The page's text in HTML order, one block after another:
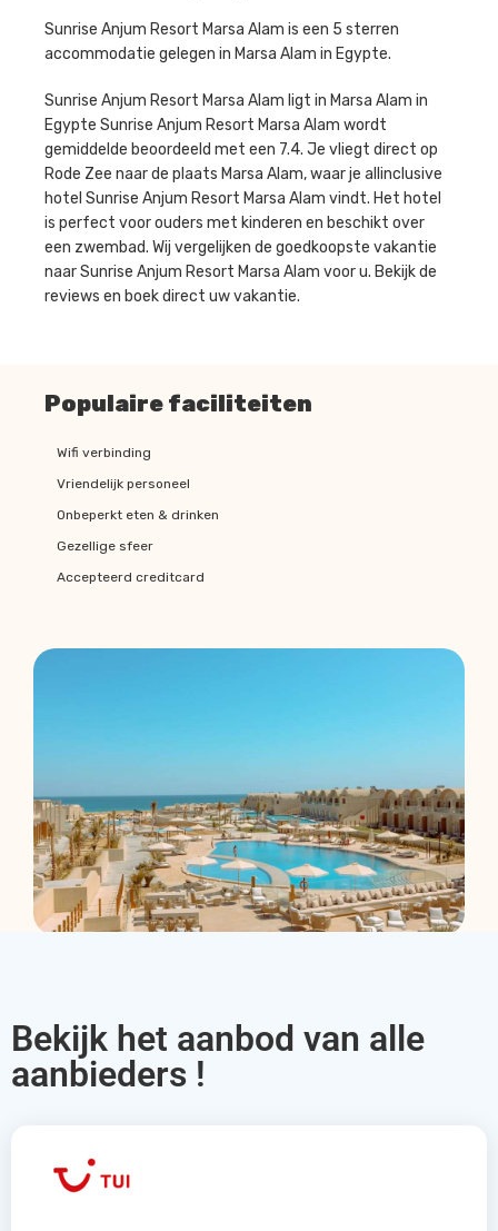
Sunrise Anjum Resort Marsa Alam is een 5 sterren
accommodatie gelegen in Marsa Alam in Egypte.
Sunrise Anjum Resort Marsa Alam ligt in Marsa Alam in
Egypte Sunrise Anjum Resort Marsa Alam wordt
gemiddelde beoordeeld met een 7.4. Je vliegt direct op
Rode Zee naar de plaats Marsa Alam, waar je allinclusive
hotel Sunrise Anjum Resort Marsa Alam vindt. Het hotel
is perfect voor ouders met kinderen en beschikt over
een zwembad. Wij vergelijken de goedkoopste vakantie
naar Sunrise Anjum Resort Marsa Alam voor u. Bekijk de
reviews en boek direct uw vakantie.
Populaire faciliteiten
Wifi verbinding
Vriendelijk personeel
Onbeperkt eten & drinken
Gezellige sfeer
Accepteerd creditcard
Bekijk het aanbod van alle
aanbieders !